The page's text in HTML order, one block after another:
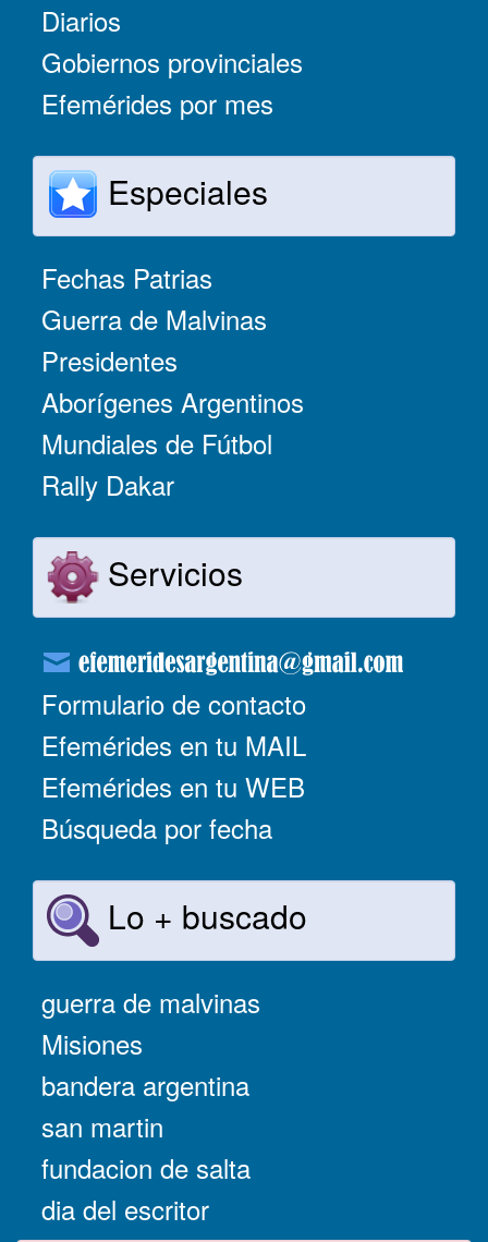
Diarios
Gobiernos provinciales
Efemérides por mes
Especiales
Fechas Patrias
Guerra de Malvinas
Presidentes
Aborígenes Argentinos
Mundiales de Fútbol
Rally Dakar
Servicios
Formulario de contacto
Efemérides en tu MAIL
Efemérides en tu WEB
Búsqueda por fecha
Lo + buscado
guerra de malvinas
Misiones
bandera argentina
san martin
fundacion de salta
dia del escritor